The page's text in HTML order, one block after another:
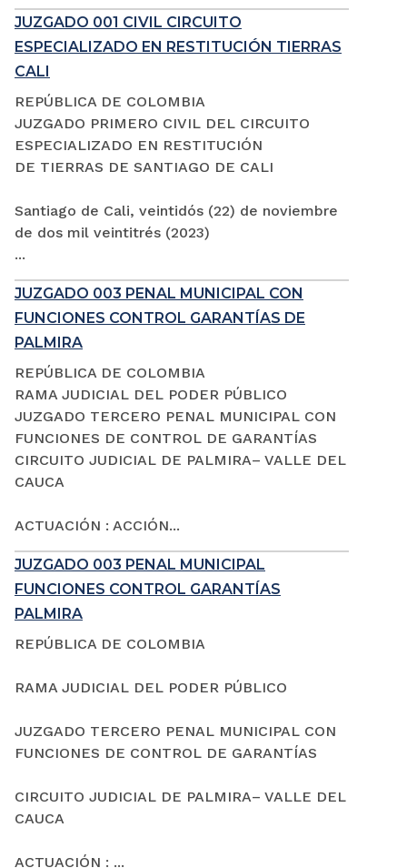
JUZGADO 001 CIVIL CIRCUITO
ESPECIALIZADO EN RESTITUCIÓN TIERRAS
CALI
REPÚBLICA DE COLOMBIA
JUZGADO PRIMERO CIVIL DEL CIRCUITO
ESPECIALIZADO EN RESTITUCIÓN
DE TIERRAS DE SANTIAGO DE CALI
Santiago de Cali, veintidós (22) de noviembre
de dos mil veintitrés (2023)
...
JUZGADO 003 PENAL MUNICIPAL CON
FUNCIONES CONTROL GARANTÍAS DE
PALMIRA
REPÚBLICA DE COLOMBIA
RAMA JUDICIAL DEL PODER PÚBLICO
JUZGADO TERCERO PENAL MUNICIPAL CON
FUNCIONES DE CONTROL DE GARANTÍAS
CIRCUITO JUDICIAL DE PALMIRA– VALLE DEL
CAUCA
ACTUACIÓN : ACCIÓN...
JUZGADO 003 PENAL MUNICIPAL
FUNCIONES CONTROL GARANTÍAS
PALMIRA
REPÚBLICA DE COLOMBIA
RAMA JUDICIAL DEL PODER PÚBLICO
JUZGADO TERCERO PENAL MUNICIPAL CON
FUNCIONES DE CONTROL DE GARANTÍAS
CIRCUITO JUDICIAL DE PALMIRA– VALLE DEL
CAUCA
ACTUACIÓN : ...